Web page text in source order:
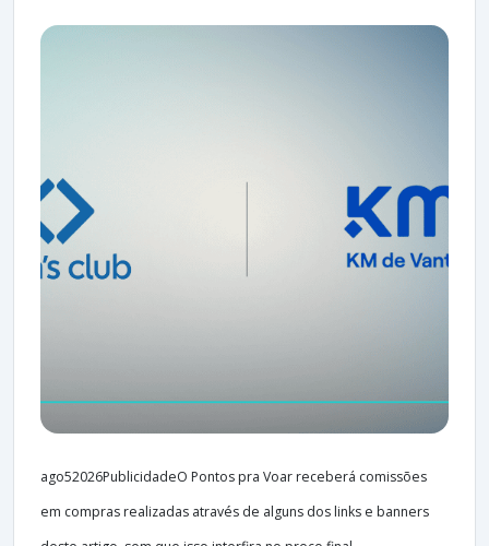
ago52026PublicidadeO Pontos pra Voar receberá comissões
em compras realizadas através de alguns dos links e banners